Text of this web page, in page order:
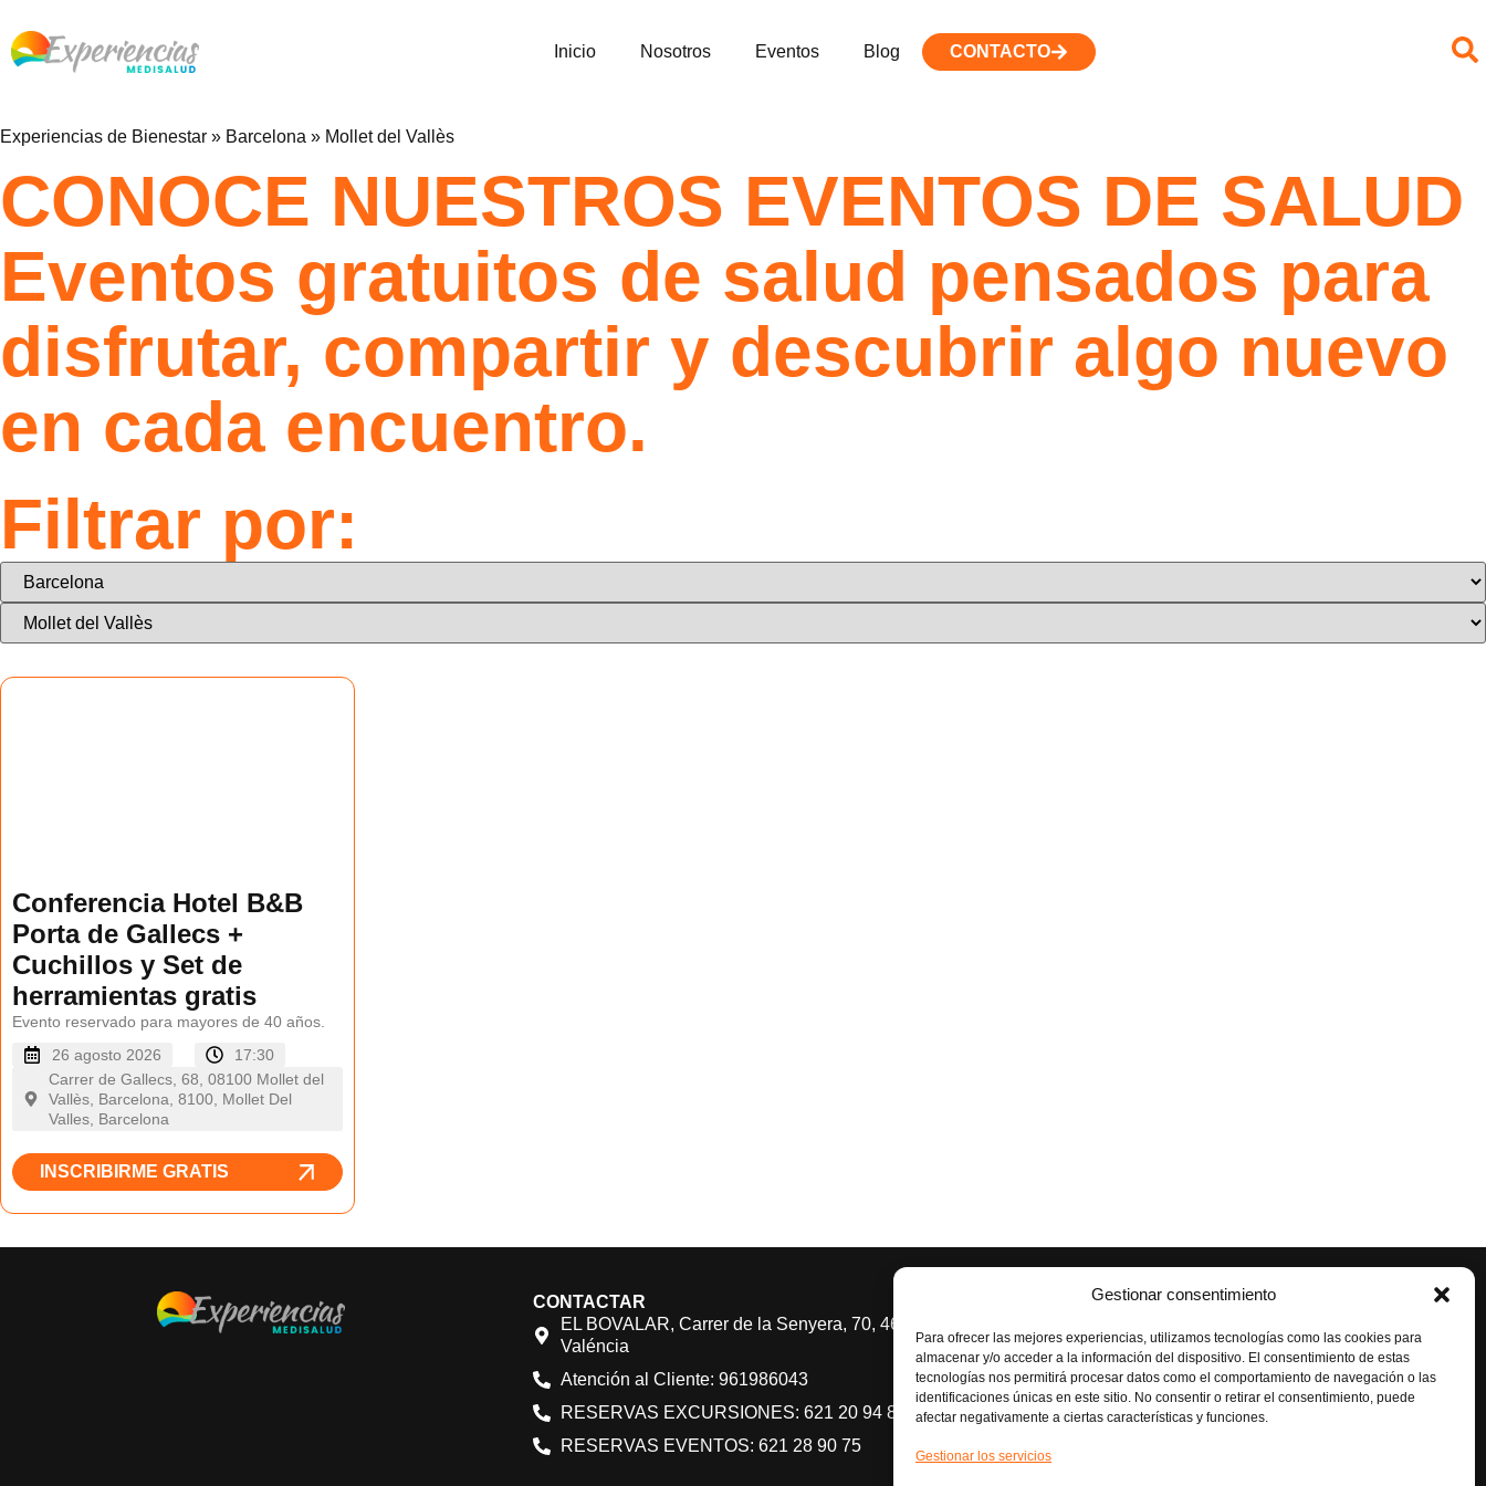
Gestionar consentimiento
Para ofrecer las mejores experiencias, utilizamos tecnologías como las cookies para
almacenar y/o acceder a la información del dispositivo. El consentimiento de estas
tecnologías nos permitirá procesar datos como el comportamiento de navegación o las
identificaciones únicas en este sitio. No consentir o retirar el consentimiento, puede
afectar negativamente a ciertas características y funciones.
Gestionar los servicios
Inicio Nosotros Eventos Blog CONTACTO
Experiencias de Bienestar » Barcelona » Mollet del Vallès
CONOCE NUESTROS EVENTOS DE SALUD
Eventos gratuitos de salud pensados para
disfrutar, compartir y descubrir algo nuevo
en cada encuentro.
Filtrar por:
Conferencia Hotel B&B
Porta de Gallecs +
Cuchillos y Set de
herramientas gratis
Evento reservado para mayores de 40 años.
26 agosto 2026
17:30
Carrer de Gallecs, 68, 08100 Mollet del
Vallès, Barcelona, 8100, Mollet Del
Valles, Barcelona
INSCRIBIRME GRATIS
CONTACTAR
EL BOVALAR, Carrer de la Senyera, 70, 46970 Alaquàs,
Valéncia
Atención al Cliente: 961986043
RESERVAS EXCURSIONES: 621 20 94 84
RESERVAS EVENTOS: 621 28 90 75
NUESTRAS REDES
Facebook